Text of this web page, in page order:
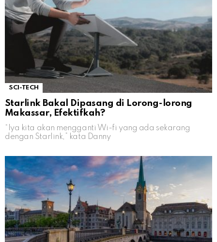
SCI-TECH
Starlink Bakal Dipasang di Lorong-lorong
Makassar, Efektifkah?
“Iya kita akan mengganti Wi-fi yang ada sekarang
dengan Starlink,” kata Danny